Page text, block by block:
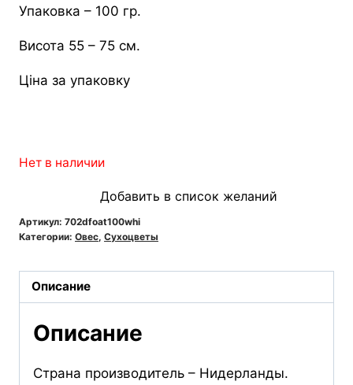
Упаковка – 100 гр.
Висота 55 – 75 см.
Ціна за упаковку
Нет в наличии
Добавить в список желаний
Артикул: 702dfoat100whi
Категории: Овес, Сухоцветы
Описание
Описание
Страна производитель – Нидерланды.